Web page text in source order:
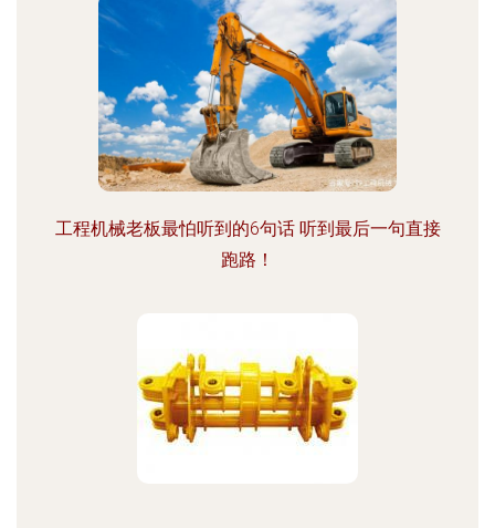
工程机械老板最怕听到的6句话 听到最后一句直接
跑路！